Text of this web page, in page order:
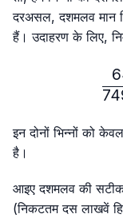
दरअसल, दशमलव मान
हैं। उदाहरण के लिए,
इन दोनों भिन्नों को
है।
आइए दशमलव की
(निकटतम दस लाखवें